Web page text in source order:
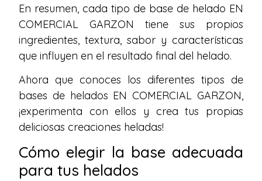
En resumen, cada tipo de base de helado EN
COMERCIAL GARZON tiene sus propios
ingredientes, textura, sabor y características
que influyen en el resultado final del helado.
Ahora que conoces los diferentes tipos de
bases de helados EN COMERCIAL GARZON,
¡experimenta con ellos y crea tus propias
deliciosas creaciones heladas!
Cómo elegir la base adecuada
para tus helados